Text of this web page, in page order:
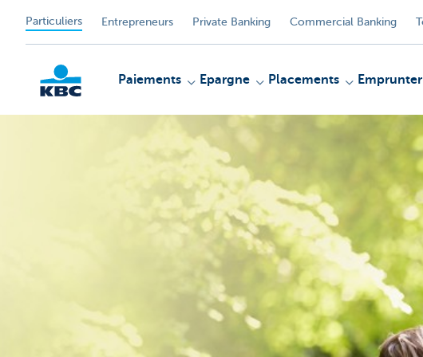
Particuliers Entrepreneurs Private Banking Commercial Banking
Paiements Epargne Placements Emprunter